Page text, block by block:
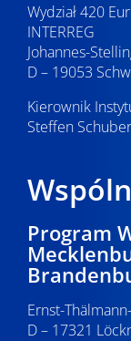
Wydział 420
INTERREG
Johannes-
D – 19053
Kierownik
Steffen
Program
Ernst-
D – 17321